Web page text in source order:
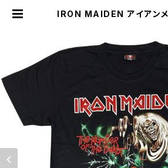
IRON MAIDEN アイアン
RockYeah |